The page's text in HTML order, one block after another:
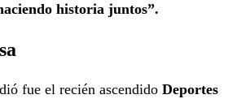
historia juntos”.
fue el recién ascendido Deportes